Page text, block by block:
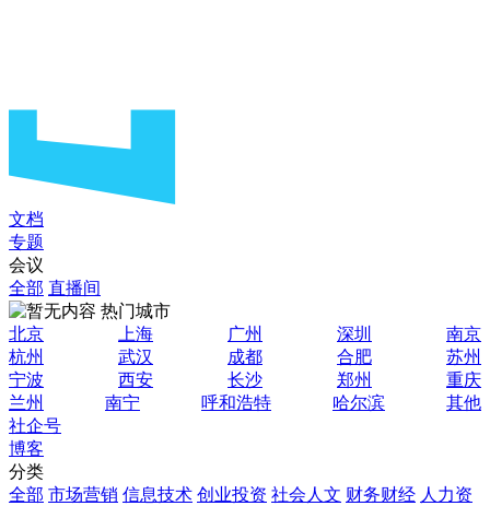
文档
专题
会议
全部 直播间
热门城市
北京
上海 广州 深圳
南京
杭州
武汉 成都 合肥
苏州
宁波
西安 长沙 郑州
重庆
兰州
南宁 呼和浩特 哈尔滨
其他
社企号
博客
分类
全部 市场营销 信息技术 创业投资 社会人文 财务财经 人力资